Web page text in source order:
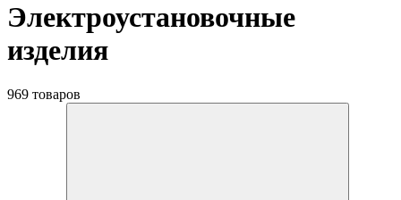
Электроустановочные
изделия
969 товаров